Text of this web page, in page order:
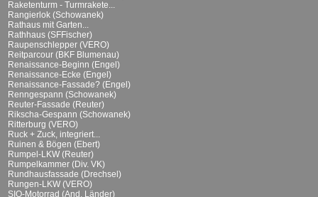
Raketenturm - Turmrakete...
Rangierlok (Schowanek)
Rathaus mit Garten...
Rathhaus (SFFischer)
Raupenschlepper (VERO)
Reitparcour (BKF Blumenau)
Renaissance-Beginn (Engel)
Renaissance-Ecke (Engel)
Renaissance-Fassade? (Engel)
Renngespann (Schowanek)
Reuter-Fassade (Reuter)
Rikscha-Gespann (Schowanek)
Ritterburg (VERO)
Ruck + Zuck, integriert...
Ruinen & Bögen (Ebert)
Rumpel-LKW (Reuter)
Rumpelkammer (Div. VK)
Rundhausfassade (Drechsel)
Rungen-LKW (VERO)
SIO-Motorrad (And. Länder)